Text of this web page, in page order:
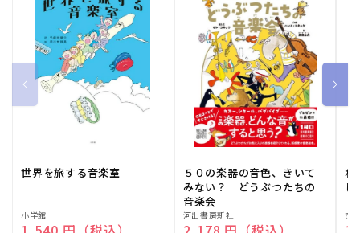
世界を旅する音楽室
販
小学館
５０の楽器の音色、きいて
みない？ どうぶつたちの
音楽会
販
河出書房新社
ね
販ひ